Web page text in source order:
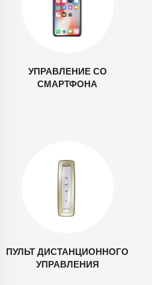
УПРАВЛЕНИЕ СО
СМАРТФОНА
ПУЛЬТ ДИСТАНЦИОННОГО
УПРАВЛЕНИЯ